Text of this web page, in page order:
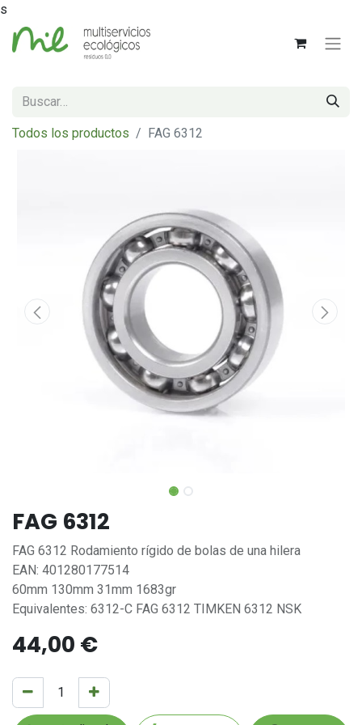
s
Todos los productos FAG 6312
FAG 6312
FAG 6312 Rodamiento rígido de bolas de una hilera
EAN: 401280177514
60mm 130mm 31mm 1683gr
Equivalentes: 6312-C FAG 6312 TIMKEN 6312 NSK
44,00 €